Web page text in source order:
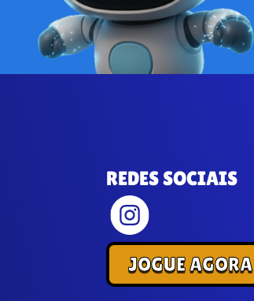
REDES SOCIAIS
JOGUE AGORA